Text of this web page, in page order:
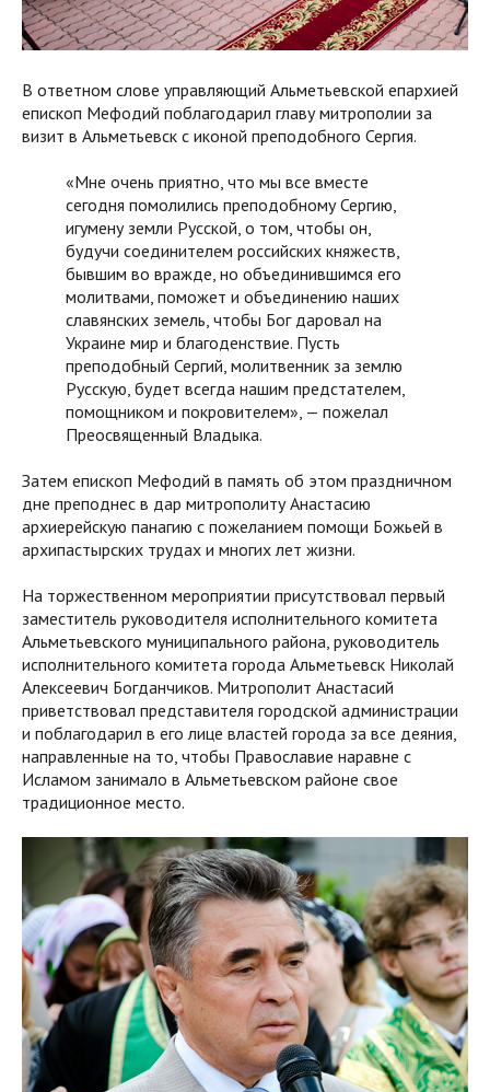
В ответном слове управляющий Альметьевской епархией
епископ Мефодий поблагодарил главу митрополии за
визит в Альметьевск с иконой преподобного Сергия.
«Мне очень приятно, что мы все вместе
сегодня помолились преподобному Сергию,
игумену земли Русской, о том, чтобы он,
будучи соединителем российских княжеств,
бывшим во вражде, но объединившимся его
молитвами, поможет и объединению наших
славянских земель, чтобы Бог даровал на
Украине мир и благоденствие. Пусть
преподобный Сергий, молитвенник за землю
Русскую, будет всегда нашим предстателем,
помощником и покровителем», — пожелал
Преосвященный Владыка.
Затем епископ Мефодий в память об этом праздничном
дне преподнес в дар митрополиту Анастасию
архиерейскую панагию с пожеланием помощи Божьей в
архипастырских трудах и многих лет жизни.
На торжественном мероприятии присутствовал первый
заместитель руководителя исполнительного комитета
Альметьевского муниципального района, руководитель
исполнительного комитета города Альметьевск Николай
Алексеевич Богданчиков. Митрополит Анастасий
приветствовал представителя городской администрации
и поблагодарил в его лице властей города за все деяния,
направленные на то, чтобы Православие наравне с
Исламом занимало в Альметьевском районе свое
традиционное место.